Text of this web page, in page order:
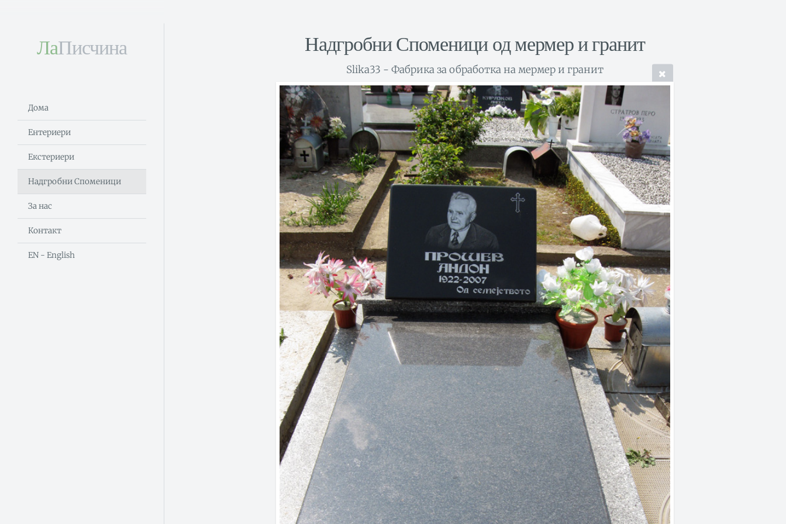
ЛаПисчина
Дома
Ентериери
Екстериери
Надгробни Споменици
За нас
Контакт
EN - English
Надгробни Споменици од мермер и гранит
Slika33 - Фабрика за обработка на мермер и гранит